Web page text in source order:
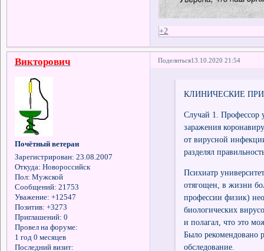
+2
Поделиться13.10.2020 21:54
Викторович
Почётный ветеран
Зарегистрирован: 23.08.2007
Откуда: Новороссийск
Пол: Мужской
Сообщений: 21753
Уважение: +12547
Позитив: +3273
Приглашений: 0
Провел на форуме:
1 год 0 месяцев
Последний визит:
КЛИНИЧЕСКИЕ
Случай 1. Профессор
заражения
от вирусной
разделял
Психиатр
отягощен, в жизни
профессии физик)
биологических
и полагал, что это
Было рекомендовано
обследование.